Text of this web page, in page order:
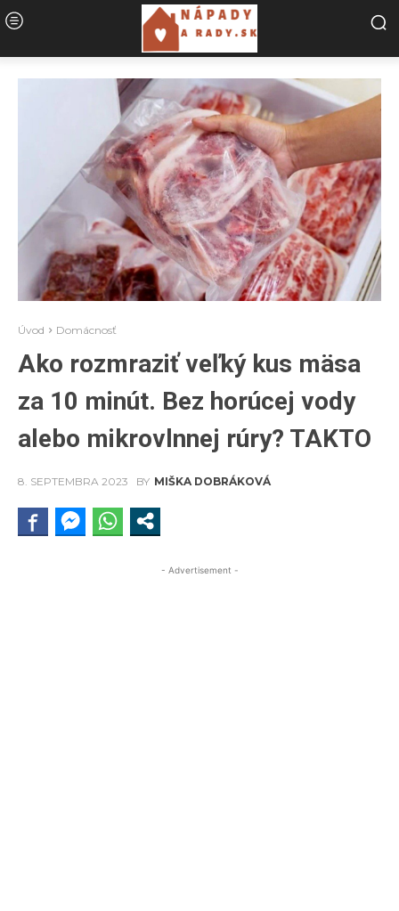
Úvod Domácnosť
Ako rozmraziť veľký kus mäsa
za 10 minút. Bez horúcej vody
alebo mikrovlnnej rúry? TAKTO
8. SEPTEMBRA 2023 BY MIŠKA DOBRÁKOVÁ
- Advertisement -